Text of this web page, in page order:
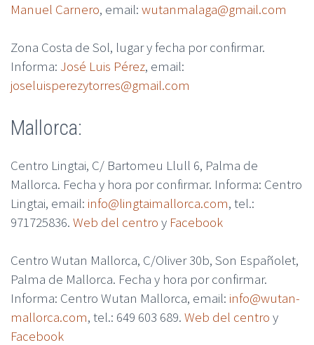
Manuel Carnero, email: wutanmalaga@gmail.com
Zona Costa de Sol, lugar y fecha por confirmar.
Informa: José Luis Pérez, email:
joseluisperezytorres@gmail.com
Mallorca:
Centro Lingtai, C/ Bartomeu Llull 6, Palma de
Mallorca. Fecha y hora por confirmar. Informa: Centro
Lingtai, email: info@lingtaimallorca.com, tel.:
971725836. Web del centro y Facebook
Centro Wutan Mallorca, C/Oliver 30b, Son Españolet,
Palma de Mallorca. Fecha y hora por confirmar.
Informa: Centro Wutan Mallorca, email: info@wutan-
mallorca.com, tel.: 649 603 689. Web del centro y
Facebook